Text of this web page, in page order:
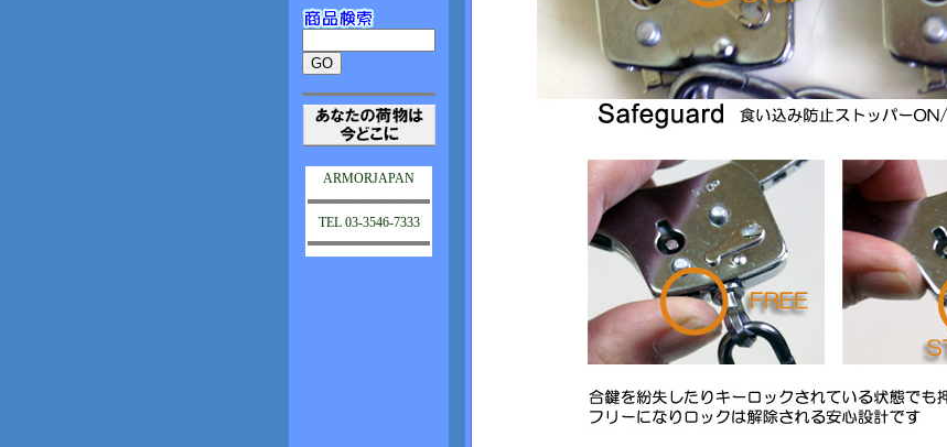
ARMORJAPAN
TEL 03-3546-7333